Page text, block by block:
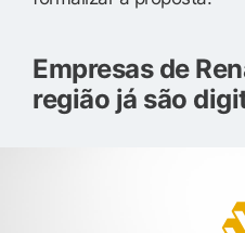
Empresas de
região já são